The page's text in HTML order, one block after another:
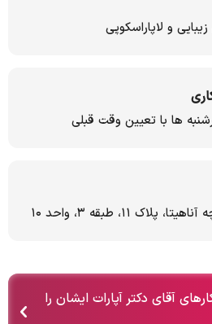
و لاپاراسکوپی
ها با تعیین وقت قبلی
۱۱، طبقه ۳، واحد ۱۰
آقای دکتر آپارات ایشان را